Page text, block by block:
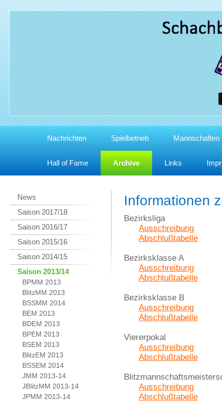
Nachrichten Spielbetrieb Mannschaften
Hall of Fame Archive Links
News
Saison 2017/18
Saison 2016/17
Saison 2015/16
Saison 2014/15
Saison 2013/14
BPMM 2013
BlitzMM 2013
BSSMM 2014
BEM 2013
BDEM 2013
BPEM 2013
BSEM 2013
BlitzEM 2013
BSSEM 2014
JMM 2013-14
JBlitzMM 2013-14
JPMM 2013-14
Informationen
Bezirksliga
Ausschreibung
Abschlußtabelle
Bezirksklasse A
Ausschreibung
Abschlußtabelle
Bezirksklasse B
Ausschreibung
Abschlußtabelle
Viererpokal
Ausschreibung
Abschlußtabelle
Ausschreibung
Abschlußtabelle